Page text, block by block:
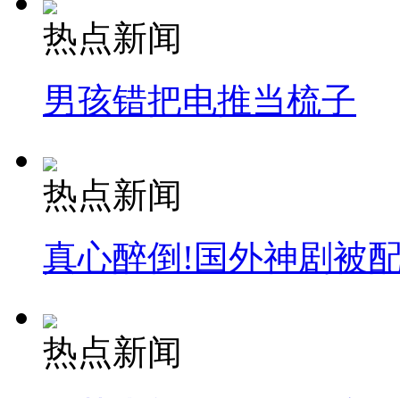
热点新闻
男孩错把电推当梳子
热点新闻
真心醉倒!国外神剧被
热点新闻